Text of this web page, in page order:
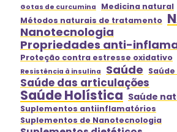
Gotas de curcumina
Medicina natural
Métodos naturais de tratamento
Nanotecnologia
Propriedades anti-
Proteção contra estresse oxidativo
Resistência à insulina
Saúde
Saúde das articulações
Saúde Holística Saúde
Suplementos antiinflamatórios
Suplementos de Nanotecnologia